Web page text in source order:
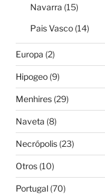
Navarra (15)
Pais Vasco(14)
Europa (2)
Hipogeo(9)
Menhires(29)
Naveta (8)
Necrópolis(23)
Otros(10)
Portugal(70)